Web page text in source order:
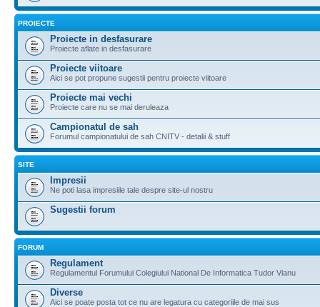
PROIECTE
Proiecte in desfasurare
Proiecte aflate in desfasurare
Proiecte viitoare
Aici se pot propune sugestii pentru proiecte viitoare
Proiecte mai vechi
Proiecte care nu se mai deruleaza
Campionatul de sah
Forumul campionatului de sah CNITV - detalii & stuff
SITE
Impresii
Ne poti lasa impresiile tale despre site-ul nostru
Sugestii forum
FORUM
Regulament
Regulamentul Forumului Colegiului National De Informatica Tudor Vianu
Diverse
Aici se poate posta tot ce nu are legatura cu categoriile de mai sus